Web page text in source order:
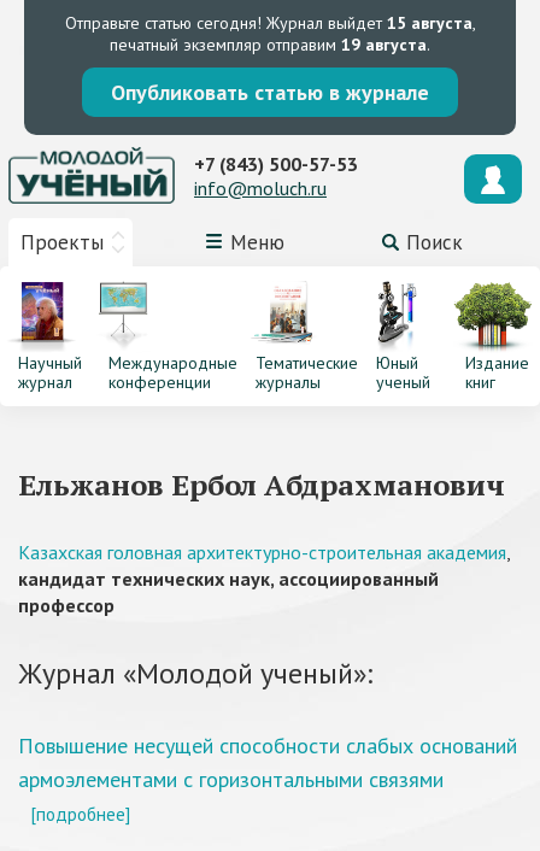
Отправьте статью сегодня! Журнал выйдет15 августа,
печатный экземпляр отправим 19 августа.
Опубликовать статью в журнале
Проекты Меню Поиск
+7 (843) 500-57-53
info@moluch.ru
Научный
журнал
Международные
конференции
Тематические
журналы
Юный
ученый
Издание
книг
Ельжанов Ербол Абдрахманович
Казахская головная архитектурно-строительная академия,
кандидат технических наук, ассоциированный
профессор
Журнал «Молодой ученый»:
Повышение несущей способности слабых оснований
армоэлементами с горизонтальными связями
[подробнее]